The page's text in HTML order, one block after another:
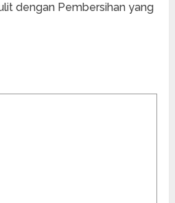
dengan Pembersihan yang